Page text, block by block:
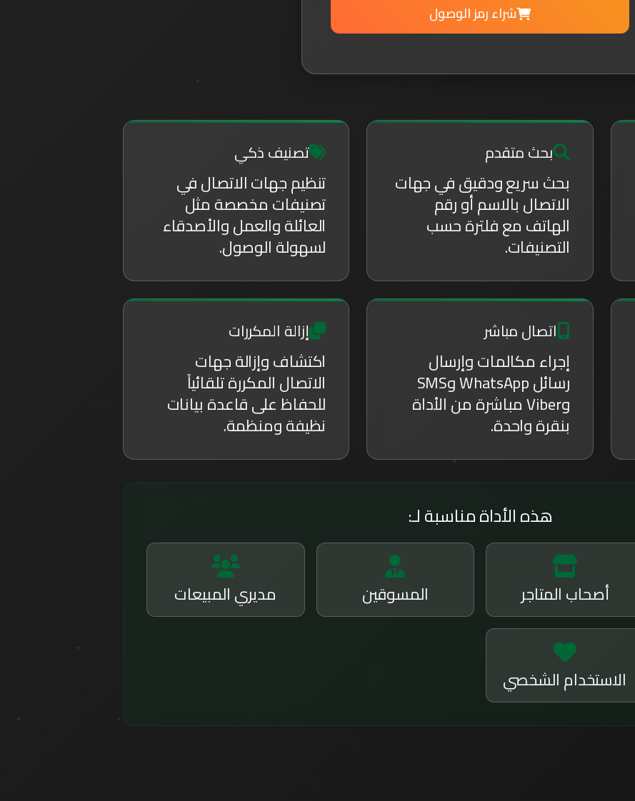
شراء رمز الوصول
بحث متقدم
بحث سريع ودقيق في جهات
الاتصال بالاسم أو رقم
الهاتف مع فلترة حسب
التصنيفات.
تصنيف ذكي
تنظيم جهات الاتصال في
تصنيفات مخصصة مثل
العائلة والعمل والأصدقاء
لسهولة الوصول.
اتصال مباشر
إجراء مكالمات وإرسال
رسائل WhatsApp وSMS
وViber مباشرة من الأداة
بنقرة واحدة.
إزالة المكررات
اكتشاف وإزالة جهات
الاتصال المكررة تلقائياً
للحفاظ على قاعدة بيانات
نظيفة ومنظمة.
هذه الأداة مناسبة لـ:
أصحاب المتاجر المسوقين مديري المبيعات
الاستخدام الشخصي